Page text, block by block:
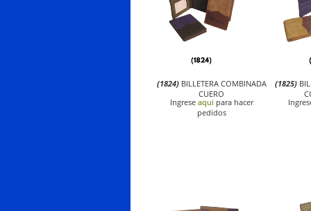
(1824) BILLETERA COMBINADA
CUERO
Ingrese aqui para hacer
pedidos
(1825)